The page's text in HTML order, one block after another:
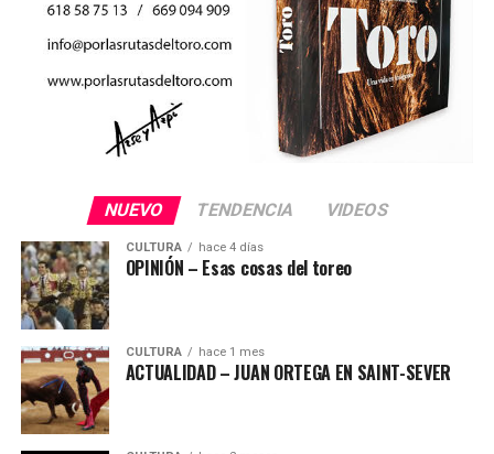
NUEVO TENDENCIA VIDEOS
CULTURA hace 4 días
OPINIÓN – Esas cosas del toreo
CULTURA hace 1 mes
ACTUALIDAD – JUAN ORTEGA EN SAINT-SEVER